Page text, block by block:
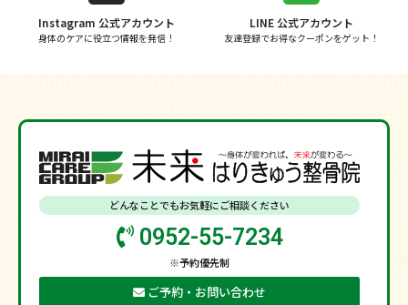
Instagram 公式アカウント
身体のケアに役立つ情報を発信！
LINE 公式アカウント
友達登録でお得なクーポンをゲット！
どんなことでもお気軽にご相談ください
0952-55-7234
※予約優先制
ご予約・お問い合わせ